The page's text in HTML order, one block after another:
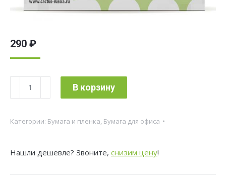
290 ₽
Количество
товара
Cactus
CS-
В корзину
Категории: Бумага и пленка, Бумага для офиса
Нашли дешевле? Звоните, снизим цену!